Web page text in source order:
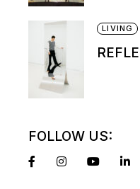
LIVING
FOLLOW US: